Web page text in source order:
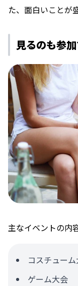
た、面白いことが
見るのも参
主なイベントの内
コスチュー
ゲーム大会